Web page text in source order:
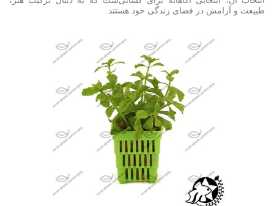
طبیعت و آرامش در فضای زندگی خود هستند.